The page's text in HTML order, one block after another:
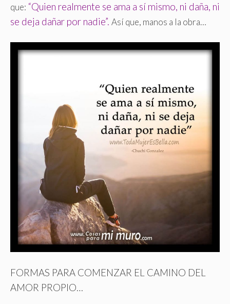
que: “Quien realmente se ama a sí mismo, ni daña, ni
se deja dañar por nadie”. Así que, manos a la obra…
FORMAS PARA COMENZAR EL CAMINO DEL
AMOR PROPIO…